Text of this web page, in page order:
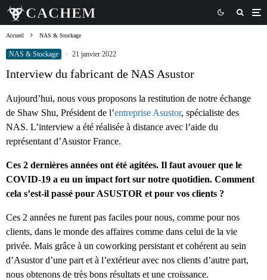
Accueil NAS & Stockage
NAS & Stockage · 21 janvier 2022
Interview du fabricant de NAS Asustor
Aujourd’hui, nous vous proposons la restitution de notre échange
de Shaw Shu, Président de l’entreprise Asustor, spécialiste des
NAS. L’interview a été réalisée à distance avec l’aide du
représentant d’Asustor France.
Ces 2 dernières années ont été agitées. Il faut avouer que le
COVID-19 a eu un impact fort sur notre quotidien. Comment
cela s’est-il passé pour ASUSTOR et pour vos clients ?
Ces 2 années ne furent pas faciles pour nous, comme pour nos
clients, dans le monde des affaires comme dans celui de la vie
privée. Mais grâce à un coworking persistant et cohérent au sein
d’Asustor d’une part et à l’extérieur avec nos clients d’autre part,
nous obtenons de très bons résultats et une croissance.